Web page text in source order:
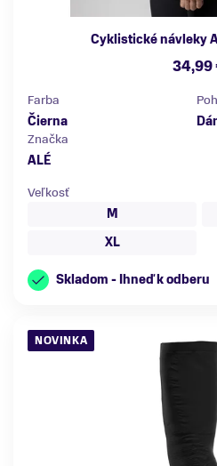
Cyklistické návleky
34,99
Farba
Čierna
Značka
ALÉ
Veľkosť
M
XL
Skladom - Ihneď k odberu
NOVINKA